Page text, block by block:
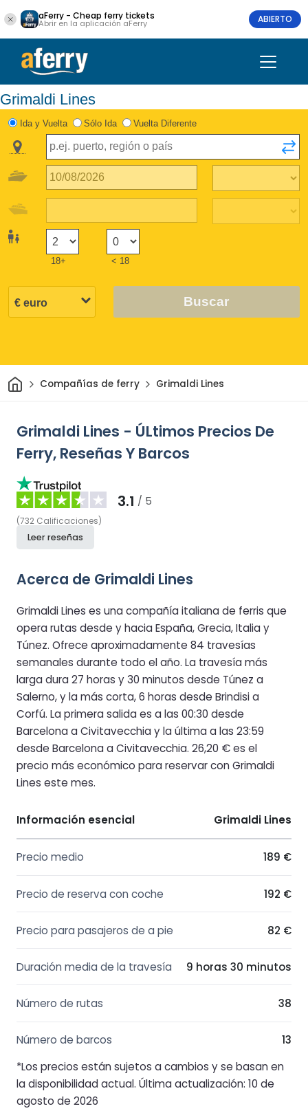
aFerry - Cheap ferry tickets
Abrir en la aplicación aFerry ABIERTO
Grimaldi Lines
Ida y Vuelta Sólo Ida Vuelta Diferente
18+ < 18
Buscar
InicioCompañías de ferry Grimaldi Lines
Grimaldi Lines - ÚLtimos Precios De
Ferry, Reseñas Y Barcos
3.1 / 5
(732 Calificaciones)
Leer reseñas
Acerca de Grimaldi Lines
Grimaldi Lines es una compañía italiana de ferris que
opera rutas desde y hacia España, Grecia, Italia y
Túnez. Ofrece aproximadamente 84 travesías
semanales durante todo el año. La travesía más
larga dura 27 horas y 30 minutos desde Túnez a
Salerno, y la más corta, 6 horas desde Brindisi a
Corfú. La primera salida es a las 00:30 desde
Barcelona a Civitavecchia y la última a las 23:59
desde Barcelona a Civitavecchia. 26,20 € es el
precio más económico para reservar con Grimaldi
Lines este mes.
Información esencial Grimaldi Lines
Precio medio 189 €
Precio de reserva con coche 192 €
Precio para pasajeros de a pie 82 €
Duración media de la travesía 9 horas 30 minutos
Número de rutas 38
Número de barcos
13
*Los precios están sujetos a cambios y se basan en
la disponibilidad actual. Última actualización: 10 de
agosto de 2026